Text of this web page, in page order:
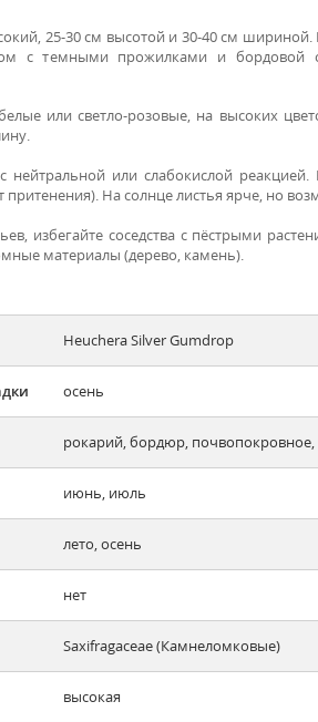
25-30 см высотой и 30-40 см шириной.
с темными прожилками и
или светло-розовые, на высоких
нейтральной или слабокислой
притенения). На солнце листья ярче, но
избегайте соседства с пёстрыми
материалы (дерево, камень).
Heuchera Silver Gumdrop
осень
рокарий, бордюр,
июнь, июль
лето, осень
нет
Saxifragaceae (Камнеломковые)
высокая